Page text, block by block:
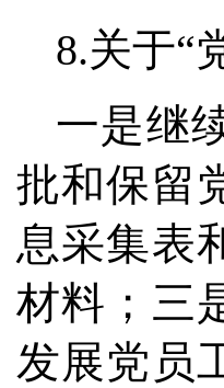
8.关于“
一是继
批和保留
息采集表
材料；三
发展党员